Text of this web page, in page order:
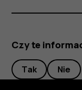
Czy te
Tak Nie